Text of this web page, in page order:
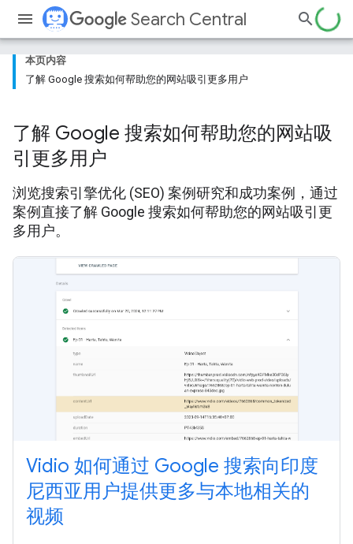
Search Central
本页内容
了解 Google 搜索如何帮助您的网站吸引更多用户
了解 Google 搜索如何帮助您的网站吸
引更多用户
浏览搜索引擎优化 (SEO) 案例研究和成功案例，通过
案例直接了解 Google 搜索如何帮助您的网站吸引更
多用户。
Vidio 如何通过 Google 搜索向印度
尼西亚用户提供更多与本地相关的
视频